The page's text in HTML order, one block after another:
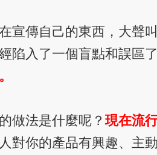
宣傳自己的東西，大聲
陷入了一個盲點和誤區了
做法是什麼呢？現在流
對你的產品有興趣、主